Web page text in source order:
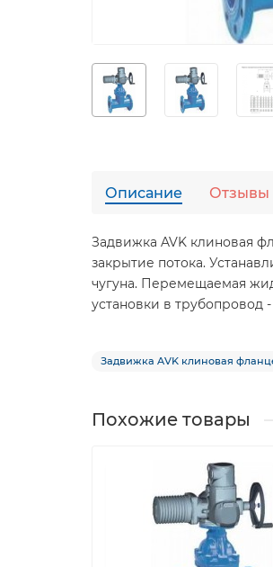
Описание Отзывы
Задвижка AVK клиновая
закрытие потока.
чугуна. Перемещаемая
установки в
Задвижка AVK клиновая
Похожие товары